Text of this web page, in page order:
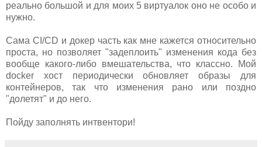
реально большой и для моих 5 виртуалок оно не особо и
нужно.
Сама CI/CD и докер часть как мне кажется относительно
проста, но позволяет "задеплоить" изменения кода без
вообще какого-либо вмешательства, что классно. Мой
docker хост периодически обновляет образы для
контейнеров, так что изменения рано или поздно
"долетят" и до него.
Пойду заполнять интвентори!